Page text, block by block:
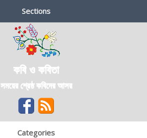
Sections
কবি ও কবিতা
সময়ের শ্রেষ্ঠ কবিদের আসর
Categories